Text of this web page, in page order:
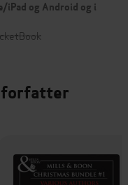
iPad og Android og i
forfatter